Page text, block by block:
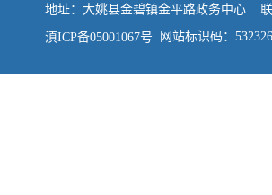
地址：大姚县金碧镇金平路政务中心 联
滇ICP备05001067号 网站标识码：